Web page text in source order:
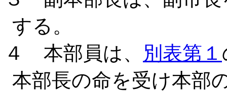
する。
４ 本部員は、 別表第１
本部長の命を受け本部